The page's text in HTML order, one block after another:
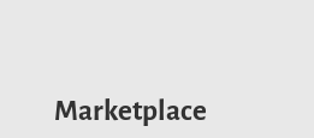
Marketplace